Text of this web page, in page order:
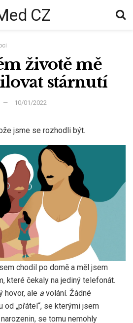
CZ
životě mě
stárnutí
10/01/2022
jsme se rozhodli být.
chodil po domě a měl jsem
které čekaly na jediný telefonát.
hovor, ale a volání. Žádné
od „přátel“, se kterými jsem
se tomu nemohly